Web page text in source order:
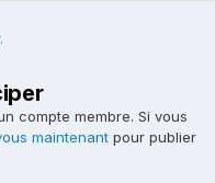
compte membre. Si vous
maintenant pour publier